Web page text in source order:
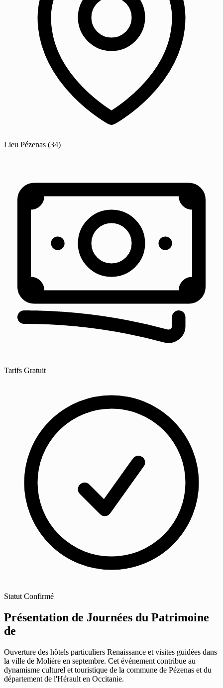
Lieu Pézenas (34)
Tarifs Gratuit
Statut Confirmé
Présentation de Journées du Patrimoine
de
Ouverture des hôtels particuliers Renaissance et visites guidées dans
la ville de Molière en septembre. Cet événement contribue au
dynamisme culturel et touristique de la commune de Pézenas et du
département de l'Hérault en Occitanie.